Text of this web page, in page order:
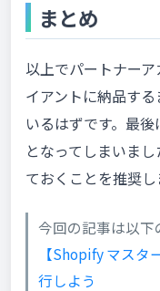
まとめ
以上でパートナー
イアントに納品す
いるはずです。最
となってしまいま
ておくことを推奨し
今回の記事は以下
【Shopify マス
行しよう